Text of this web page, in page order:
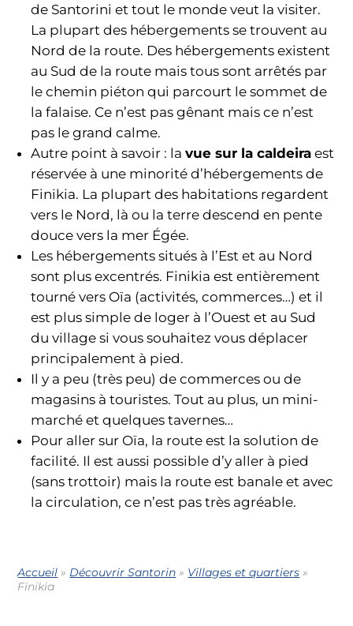
de Santorini et tout le monde veut la visiter.
La plupart des hébergements se trouvent au
Nord de la route. Des hébergements existent
au Sud de la route mais tous sont arrêtés par
le chemin piéton qui parcourt le sommet de
la falaise. Ce n’est pas gênant mais ce n’est
pas le grand calme.
Autre point à savoir : lavue sur la caldeira est
réservée à une minorité d’hébergements de
Finikia. La plupart des habitations regardent
vers le Nord, là ou la terre descend en pente
douce vers la mer Égée.
Les hébergements situés à l’Est et au Nord
sont plus excentrés. Finikia est entièrement
tourné vers Oïa (activités, commerces…) et il
est plus simple de loger à l’Ouest et au Sud
du village si vous souhaitez vous déplacer
principalement à pied.
Il y a peu (très peu) de commerces ou de
magasins à touristes. Tout au plus, un mini-
marché et quelques tavernes…
Pour aller sur Oïa, la route est la solution de
facilité. Il est aussi possible d’y aller à pied
(sans trottoir) mais la route est banale et avec
la circulation, ce n’est pas très agréable.
Accueil » Découvrir Santorin » Villages et quartiers »
Finikia